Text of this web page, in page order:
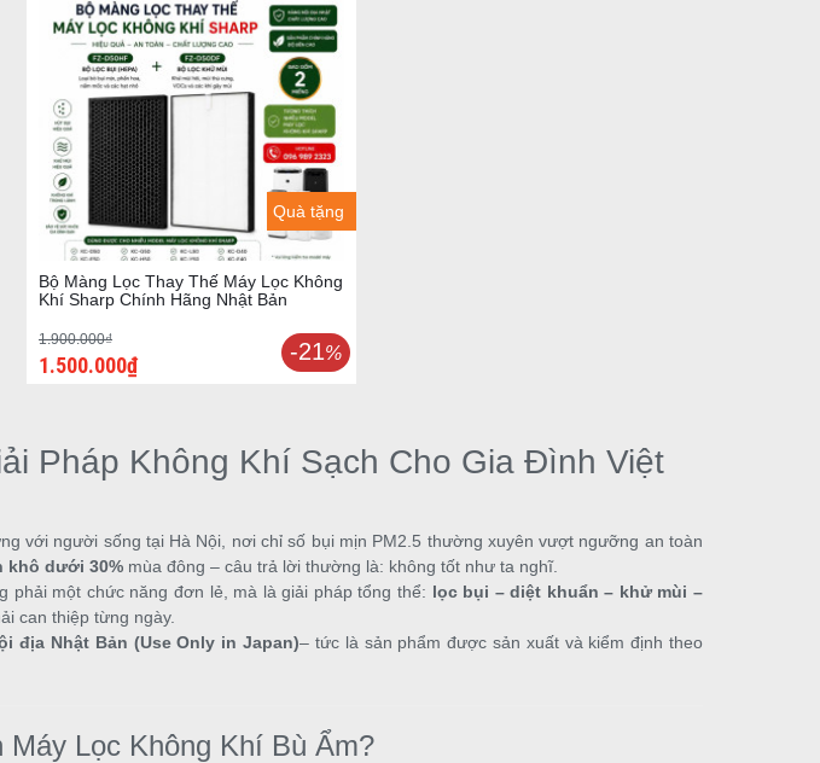
Quà tặng
Bộ Màng Lọc Thay Thế Máy Lọc Không
Khí Sharp Chính Hãng Nhật Bản
1.900.000₫
1.500.000₫
-21%
Pháp Không Khí Sạch Cho Gia Đình Việt
với người sống tại Hà Nội, nơi chỉ số bụi mịn PM2.5 thường xuyên vượt ngưỡng an toàn
khô dưới 30% mùa đông – câu trả lời thường là: không tốt như ta nghĩ.
phải một chức năng đơn lẻ, mà là giải pháp tổng thể: lọc bụi – diệt khuẩn – khử mùi –
can thiệp từng ngày.
địa Nhật Bản (Use Only in Japan)– tức là sản phẩm được sản xuất và kiểm định theo
Lọc Không Khí Bù Ẩm?